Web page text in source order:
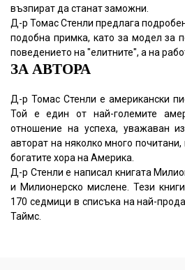
възпират да станат заможни.
Д-р Томас Стенли предлага
подобна примка, като за модел за
поведението на "елитните", а на
ЗА АВТОРА
Д-р Томас Стенли е американски
Той е един от най-големите
отношение на успеха, уважаван
авторат на няколко много
богатите хора на Америка.
Д-р Стенли е написал книгата
и Милионерско мислене. Тези
170 седмици в списъка на най-
Таймс.